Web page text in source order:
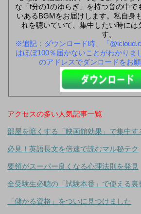
な「f分の1のゆらぎ」を持つ音の中で
いあるBGMをお届けします。私自身
れを聴いていて、集中したい時には
す。
※追記：ダウンロード時、「
はほぼ100％届かないことがわかりま
のアドレスでダンロードをお願
アクセスの多い人気記事一覧
部屋を暗くする「映画館効果」で集中す
必見！英語長文を倍速で読むマル秘テク
要領がスーパー良くなる心理法則を発見
全受験生必聴の「試験本番」で使える裏
「儲かる資格」をついに見つけました